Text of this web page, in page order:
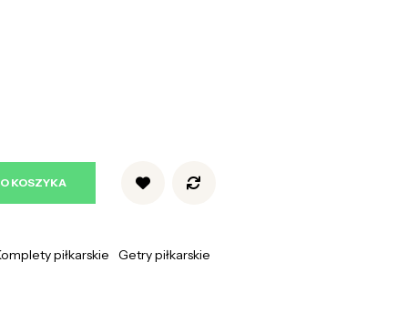
KOSZYKA
piłkarskie Getry piłkarskie